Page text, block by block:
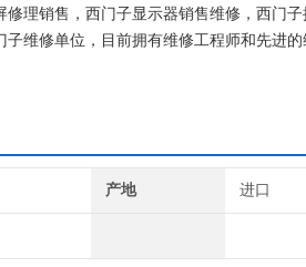
理销售，西门子显示器销售维修，西门
维修单位，目前拥有维修工程师和先进
产地 进口